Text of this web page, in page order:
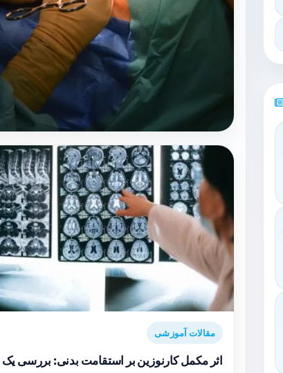
مقالات آموزشی
اثر مکمل کارنوزین بر استقامت بدنی: بررسی یک